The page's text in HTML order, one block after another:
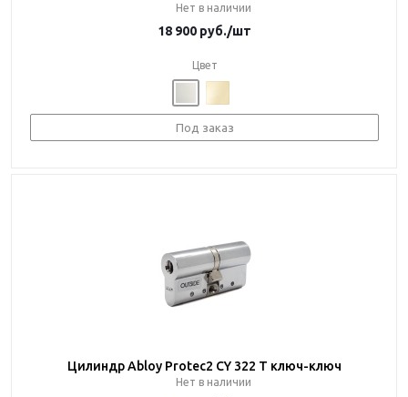
Нет в наличии
18 900 руб./шт
Цвет
Под заказ
Цилиндр Abloy Protec2 CY 322 T ключ-ключ
Нет в наличии